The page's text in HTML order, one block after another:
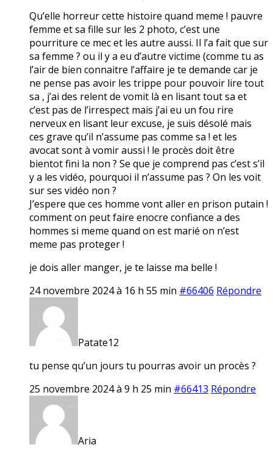
Qu’elle horreur cette histoire quand meme ! pauvre
femme et sa fille sur les 2 photo, c’est une
pourriture ce mec et les autre aussi. Il l’a fait que sur
sa femme ? ou il y a eu d’autre victime (comme tu as
l’air de bien connaitre l’affaire je te demande car je
ne pense pas avoir les trippe pour pouvoir lire tout
sa , j’ai des relent de vomit là en lisant tout sa et
c’est pas de l’irrespect mais j’ai eu un fou rire
nerveux en lisant leur excuse, je suis désolé mais
ces grave qu’il n’assume pas comme sa ! et les
avocat sont à vomir aussi ! le procès doit être
bientot fini la non ? Se que je comprend pas c’est s’il
y a les vidéo, pourquoi il n’assume pas ? On les voit
sur ses vidéo non ?
J’espere que ces homme vont aller en prison putain !
comment on peut faire enocre confiance a des
hommes si meme quand on est marié on n’est
meme pas proteger !
je dois aller manger, je te laisse ma belle !
24 novembre 2024 à 16 h 55 min #66406 Répondre
Patate12
tu pense qu’un jours tu pourras avoir un procès ?
25 novembre 2024 à 9 h 25 min #66413 Répondre
Aria